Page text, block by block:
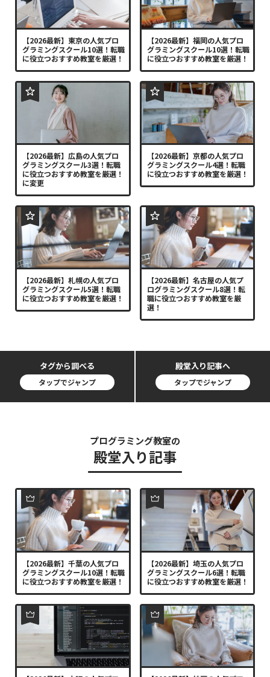
【2026最新】東京の人気プロ
グラミングスクール10選！転職
に役立つおすすめ教室を厳選！
【2026最新】福岡の人気プロ
グラミングスクール10選！転職
に役立つおすすめ教室を厳選！
【2026最新】広島の人気プロ
グラミングスクール3選！転職
に役立つおすすめ教室を厳選！
に変更
【2026最新】京都の人気プロ
グラミングスクール4選！転職
に役立つおすすめ教室を厳選！
【2026最新】札幌の人気プロ
グラミングスクール5選！転職
に役立つおすすめ教室を厳選！
【2026最新】名古屋の人気プ
ログラミングスクール8選！転
職に役立つおすすめ教室を厳
選！
タグから調べる
タップでジャンプ
殿堂入り記事へ
タップでジャンプ
プログラミング教室の
殿堂入り記事
【2026最新】千葉の人気プロ
グラミングスクール10選！転職
に役立つおすすめ教室を厳選！
【2026最新】埼玉の人気プロ
グラミングスクール6選！転職
に役立つおすすめ教室を厳選！